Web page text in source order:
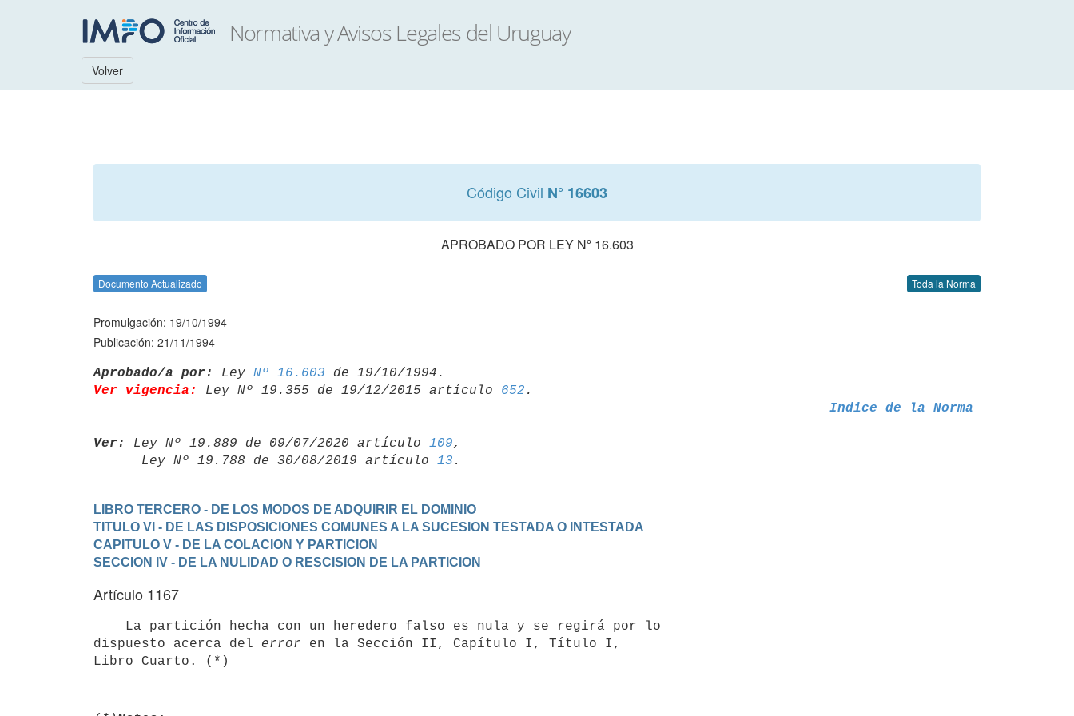
Volver
Código Civil N° 16603
APROBADO POR LEY Nº 16.603
Documento Actualizado Toda la Norma
Promulgación: 19/10/1994
Publicación: 21/11/1994
Aprobado/a por: Ley Nº 16.603
Ver vigencia:
Ley Nº 19.355 de 19/12/2015 artículo 652
Indice de la Norma
Ver: Ley Nº 19.889 de 09/07/2020 artículo 109,
      Ley Nº 19.788 de 30/08/2019 artículo
13
LIBRO TERCERO - DE LOS MODOS DE ADQUIRIR EL DOMINIO
TITULO VI - DE LAS DISPOSICIONES COMUNES A LA SUCESION TESTADA O INTESTADA
CAPITULO V - DE LA COLACION Y PARTICION
SECCION IV - DE LA NULIDAD O RESCISION DE LA PARTICION
Artículo 1167
dispuesto acerca del error en la Sección II, Capítulo I, Título I,